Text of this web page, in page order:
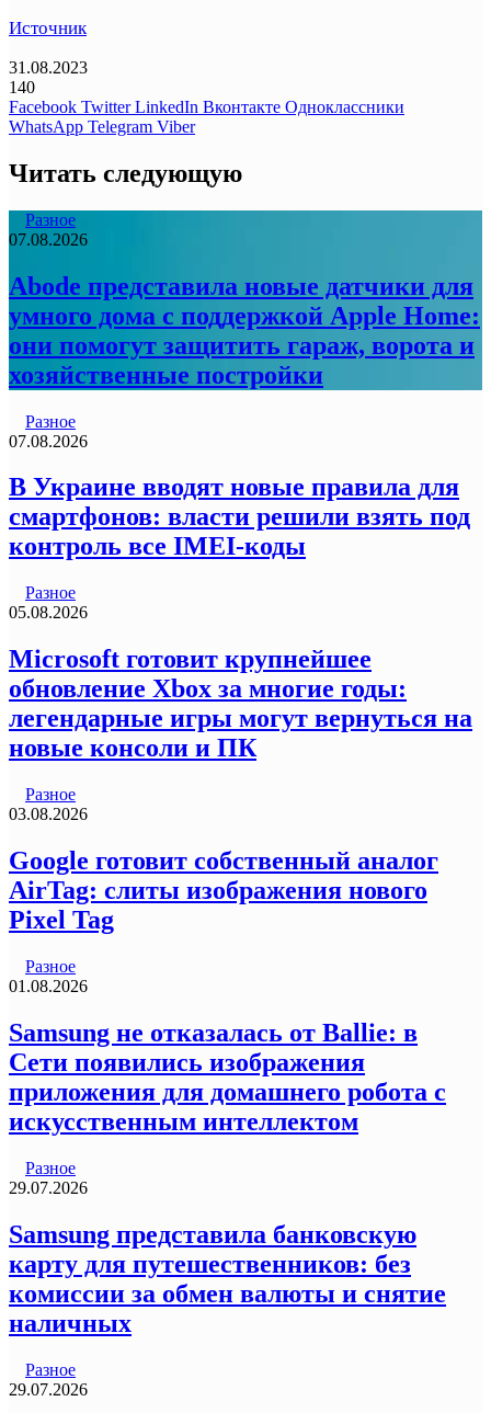
Источник
31.08.2023
140
Facebook Twitter LinkedIn Вконтакте Одноклассники
WhatsApp Telegram Viber
Читать следующую
Разное
07.08.2026
Abode представила новые датчики для
умного дома с поддержкой Apple Home:
они помогут защитить гараж, ворота и
хозяйственные постройки
Разное
07.08.2026
В Украине вводят новые правила для
смартфонов: власти решили взять под
контроль все IMEI-коды
Разное
05.08.2026
Microsoft готовит крупнейшее
обновление Xbox за многие годы:
легендарные игры могут вернуться на
новые консоли и ПК
Разное
03.08.2026
Google готовит собственный аналог
AirTag: слиты изображения нового
Pixel Tag
Разное
01.08.2026
Samsung не отказалась от Ballie: в
Сети появились изображения
приложения для домашнего робота с
искусственным интеллектом
Разное
29.07.2026
Samsung представила банковскую
карту для путешественников: без
комиссии за обмен валюты и снятие
наличных
Разное
29.07.2026